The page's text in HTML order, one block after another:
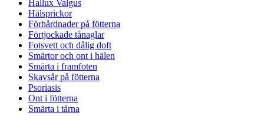
Hallux Valgus
Hälsprickor
Förhårdnader på fötterna
Förtjockade tånaglar
Fotsvett och dålig doft
Smärtor och ont i hälen
Smärta i framfoten
Skavsår på fötterna
Psoriasis
Ont i fötterna
Smärta i tårna